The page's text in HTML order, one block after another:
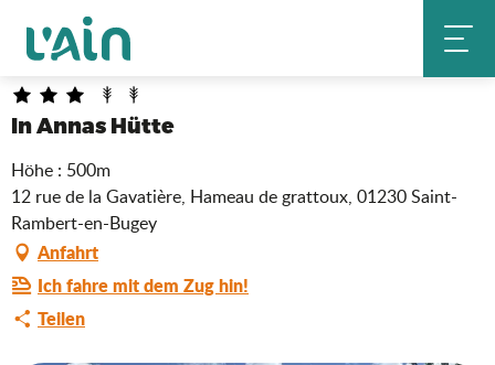
contenu
principal
Startseite
In Annas Hütte
Höhe : 500m
12 rue de la Gavatière, Hameau de grattoux, 01230 Saint-
Rambert-en-Bugey
Anfahrt
Ich fahre mit dem Zug hin!
Teilen